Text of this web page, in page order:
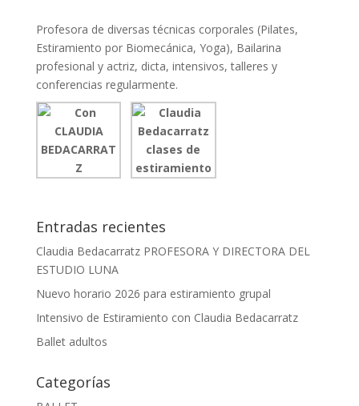
Profesora de diversas técnicas corporales (Pilates,
Estiramiento por Biomecánica, Yoga), Bailarina
profesional y actriz, dicta, intensivos, talleres y
conferencias regularmente.
Entradas recientes
Claudia Bedacarratz PROFESORA Y DIRECTORA DEL
ESTUDIO LUNA
Nuevo horario 2026 para estiramiento grupal
Intensivo de Estiramiento con Claudia Bedacarratz
Ballet adultos
Categorías